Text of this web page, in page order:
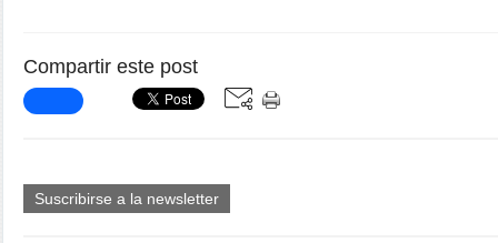
Compartir este post
Suscribirse a la newsletter